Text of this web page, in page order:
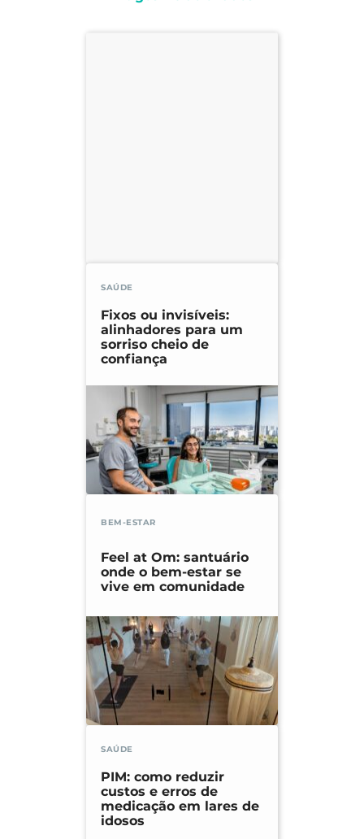
SAÚDE
Fixos ou invisíveis:
alinhadores para um
sorriso cheio de
confiança
BEM-ESTAR
Feel at Om: santuário
onde o bem-estar se
vive em comunidade
SAÚDE
PIM: como reduzir
custos e erros de
medicação em lares de
idosos